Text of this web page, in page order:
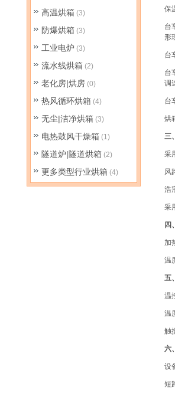
保
台
形
台
台
调
台
烘
三
采
风
浩
采
四
加
温
五
温
温
触
六
设
短
高温烘箱 (3)
防爆烘箱 (3)
工业电炉 (3)
流水线烘箱 (2)
老化房|烘房 (0)
热风循环烘箱 (4)
无尘|洁净烘箱 (3)
电热鼓风干燥箱 (1)
隧道炉|隧道烘箱 (2)
更多类型行业烘箱 (4)